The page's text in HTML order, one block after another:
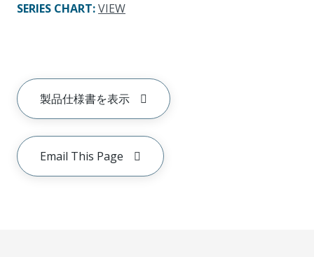
SERIES CHART:VIEW
製品仕様書を表示
Email This Page